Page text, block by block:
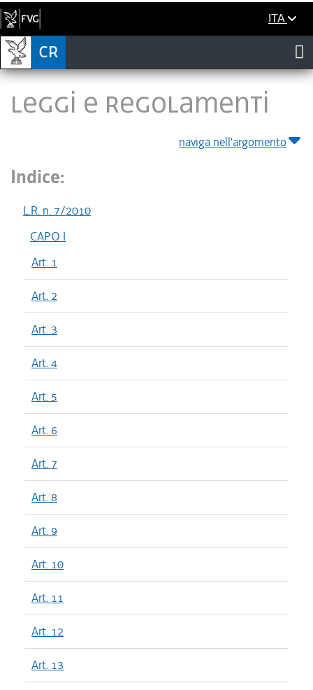
ITA
LEGGI E REGOLAMENTI
naviga nell'argomento
Indice:
L.R. n. 7/2010
CAPO I
Art. 1
Art. 2
Art. 3
Art. 4
Art. 5
Art. 6
Art. 7
Art. 8
Art. 9
Art. 10
Art. 11
Art. 12
Art. 13